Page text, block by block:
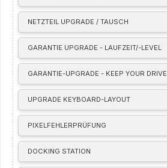
NETZTEIL UPGRADE / TAUSCH
GARANTIE UPGRADE - LAUFZEIT/-LEVEL
GARANTIE-UPGRADE - KEEP YOUR DRIVE
UPGRADE KEYBOARD-LAYOUT
PIXELFEHLERPRÜFUNG
DOCKING STATION